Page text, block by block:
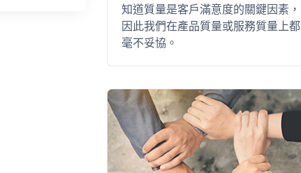
知道質量是客戶滿意度的關鍵因素，
因此我們在產品質量或服務質量上都
毫不妥協。